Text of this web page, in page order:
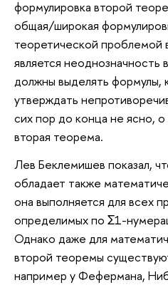
формулировка второй
общая/широкая
теоретической проблемой
является неоднозначность
должны выделять формулы,
утверждать
сих пор до конца не ясно,
вторая теорема.
Лев Беклемишев показал,
обладает также
она выполняется для всех
определимых по Σ1-
Однако даже для
второй теоремы
например у Фефермана,